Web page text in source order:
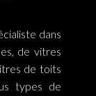
dans
de vitres
de toits
types de